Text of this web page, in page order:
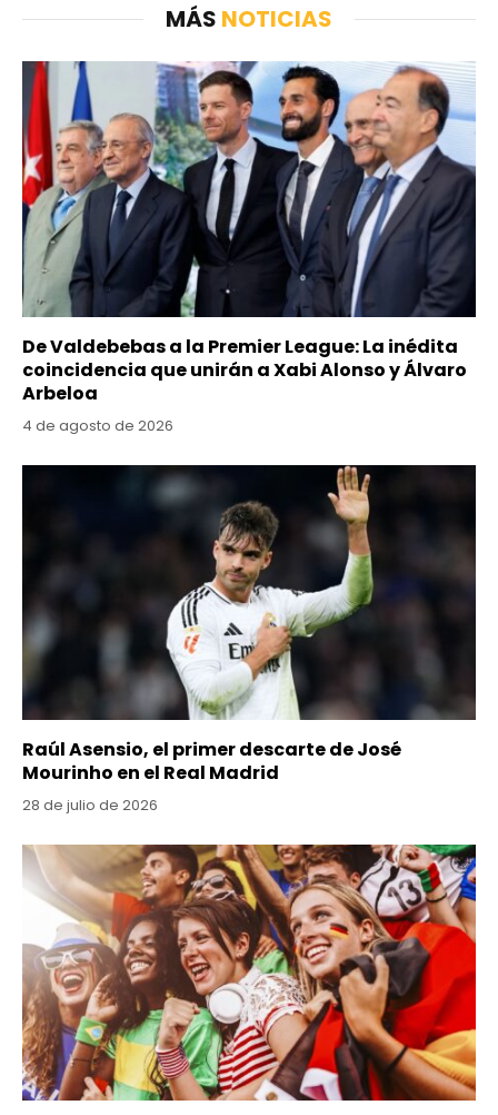
MÁS NOTICIAS
De Valdebebas a la Premier League: La inédita
coincidencia que unirán a Xabi Alonso y Álvaro
Arbeloa
4 de agosto de 2026
Raúl Asensio, el primer descarte de José
Mourinho en el Real Madrid
28 de julio de 2026